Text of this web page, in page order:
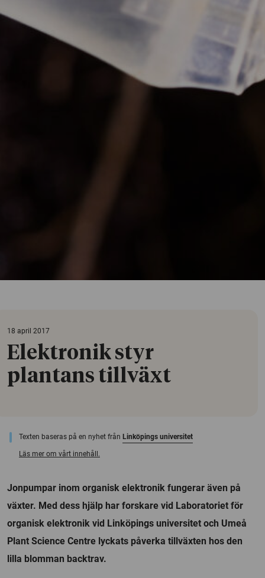
18 april 2017
Elektronik styr
plantans tillväxt
Texten baseras på en nyhet från Linköpings universitet
Läs mer om vårt innehåll.
Jonpumpar inom organisk elektronik fungerar även på
växter. Med dess hjälp har forskare vid Laboratoriet för
organisk elektronik vid Linköpings universitet och Umeå
Plant Science Centre lyckats påverka tillväxten hos den
lilla blomman backtrav.